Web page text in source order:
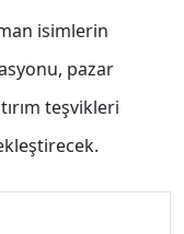
isimlerin
pazar
teşvikleri